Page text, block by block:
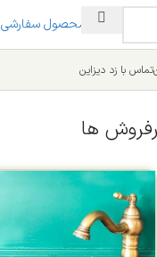
ساخت محصول سفارشی
تماس با زد دیزاین
ها